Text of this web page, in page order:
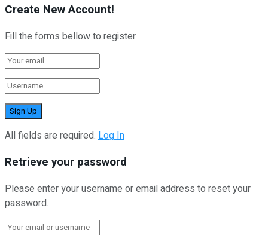
Create New Account!
Fill the forms bellow to register
All fields are required. Log In
Retrieve your password
Please enter your username or email address to reset your
password.